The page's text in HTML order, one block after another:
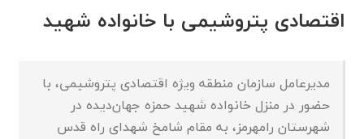
اقتصادی پتروشیمی با خانواده شهید
مدیرعامل سازمان منطقه ویژه اقتصادی پتروشیمی، با
حضور در منزل خانواده شهید حمزه جهان‌دیده در
شهرستان رامهرمز، به مقام شامخ شهدای راه قدس